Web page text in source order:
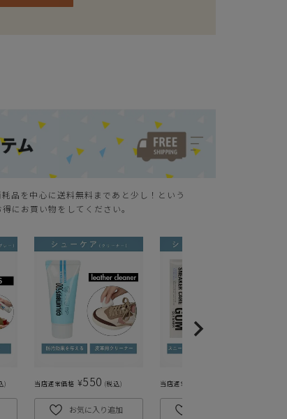
品を中心に送料無料まであと少し！という
にお買い物をしてください。
当店通常価格 ¥550 税込
お気に入り追加
当店通常価格